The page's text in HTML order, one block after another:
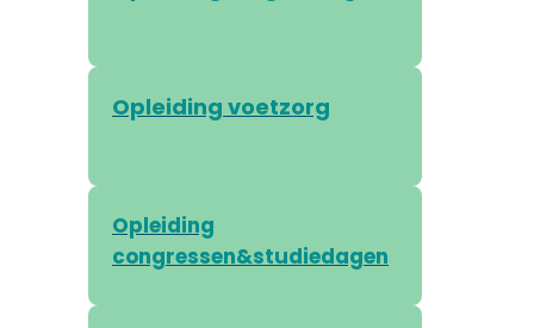
Opleiding voetzorg
Opleiding
congressen&studiedagen